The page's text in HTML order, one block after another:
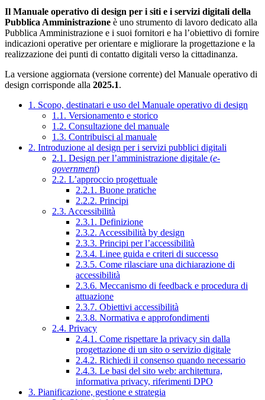
Il Manuale operativo di design per i siti e i servizi digitali della
Pubblica Amministrazione è uno strumento di lavoro dedicato alla
Pubblica Amministrazione e i suoi fornitori e ha l’obiettivo di fornire
indicazioni operative per orientare e migliorare la progettazione e la
realizzazione dei punti di contatto digitali verso la cittadinanza.
La versione aggiornata (versione corrente) del Manuale operativo di
design corrisponde alla 2025.1.
1. Scopo, destinatari e uso del Manuale operativo di design
1.1. Versionamento e storico
1.2. Consultazione del manuale
1.3. Contribuisci al manuale
2. Introduzione al design per i servizi pubblici digitali
2.1. Design per l’amministrazione digitale (e-
government)
2.2. L’approccio progettuale
2.2.1. Buone pratiche
2.2.2. Principi
2.3. Accessibilità
2.3.1. Definizione
2.3.2. Accessibilità by design
2.3.3. Principi per l’accessibilità
2.3.4. Linee guida e criteri di successo
2.3.5. Come rilasciare una dichiarazione di
accessibilità
2.3.6. Meccanismo di feedback e procedura di
attuazione
2.3.7. Obiettivi accessibilità
2.3.8. Normativa e approfondimenti
2.4. Privacy
2.4.1. Come rispettare la privacy sin dalla
progettazione di un sito o servizio digitale
2.4.2. Richiedi il consenso quando necessario
2.4.3. Le basi del sito web: architettura,
informativa privacy, riferimenti DPO
3. Pianificazione, gestione e strategia